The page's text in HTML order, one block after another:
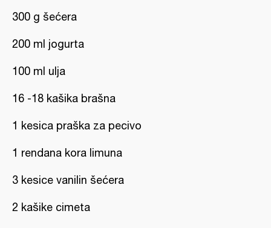
300 g šećera
200 ml jogurta
100 ml ulja
16 -18 kašika brašna
1 kesica praška za pecivo
1 rendana kora limuna
3 kesice vanilin šećera
2 kašike cimeta